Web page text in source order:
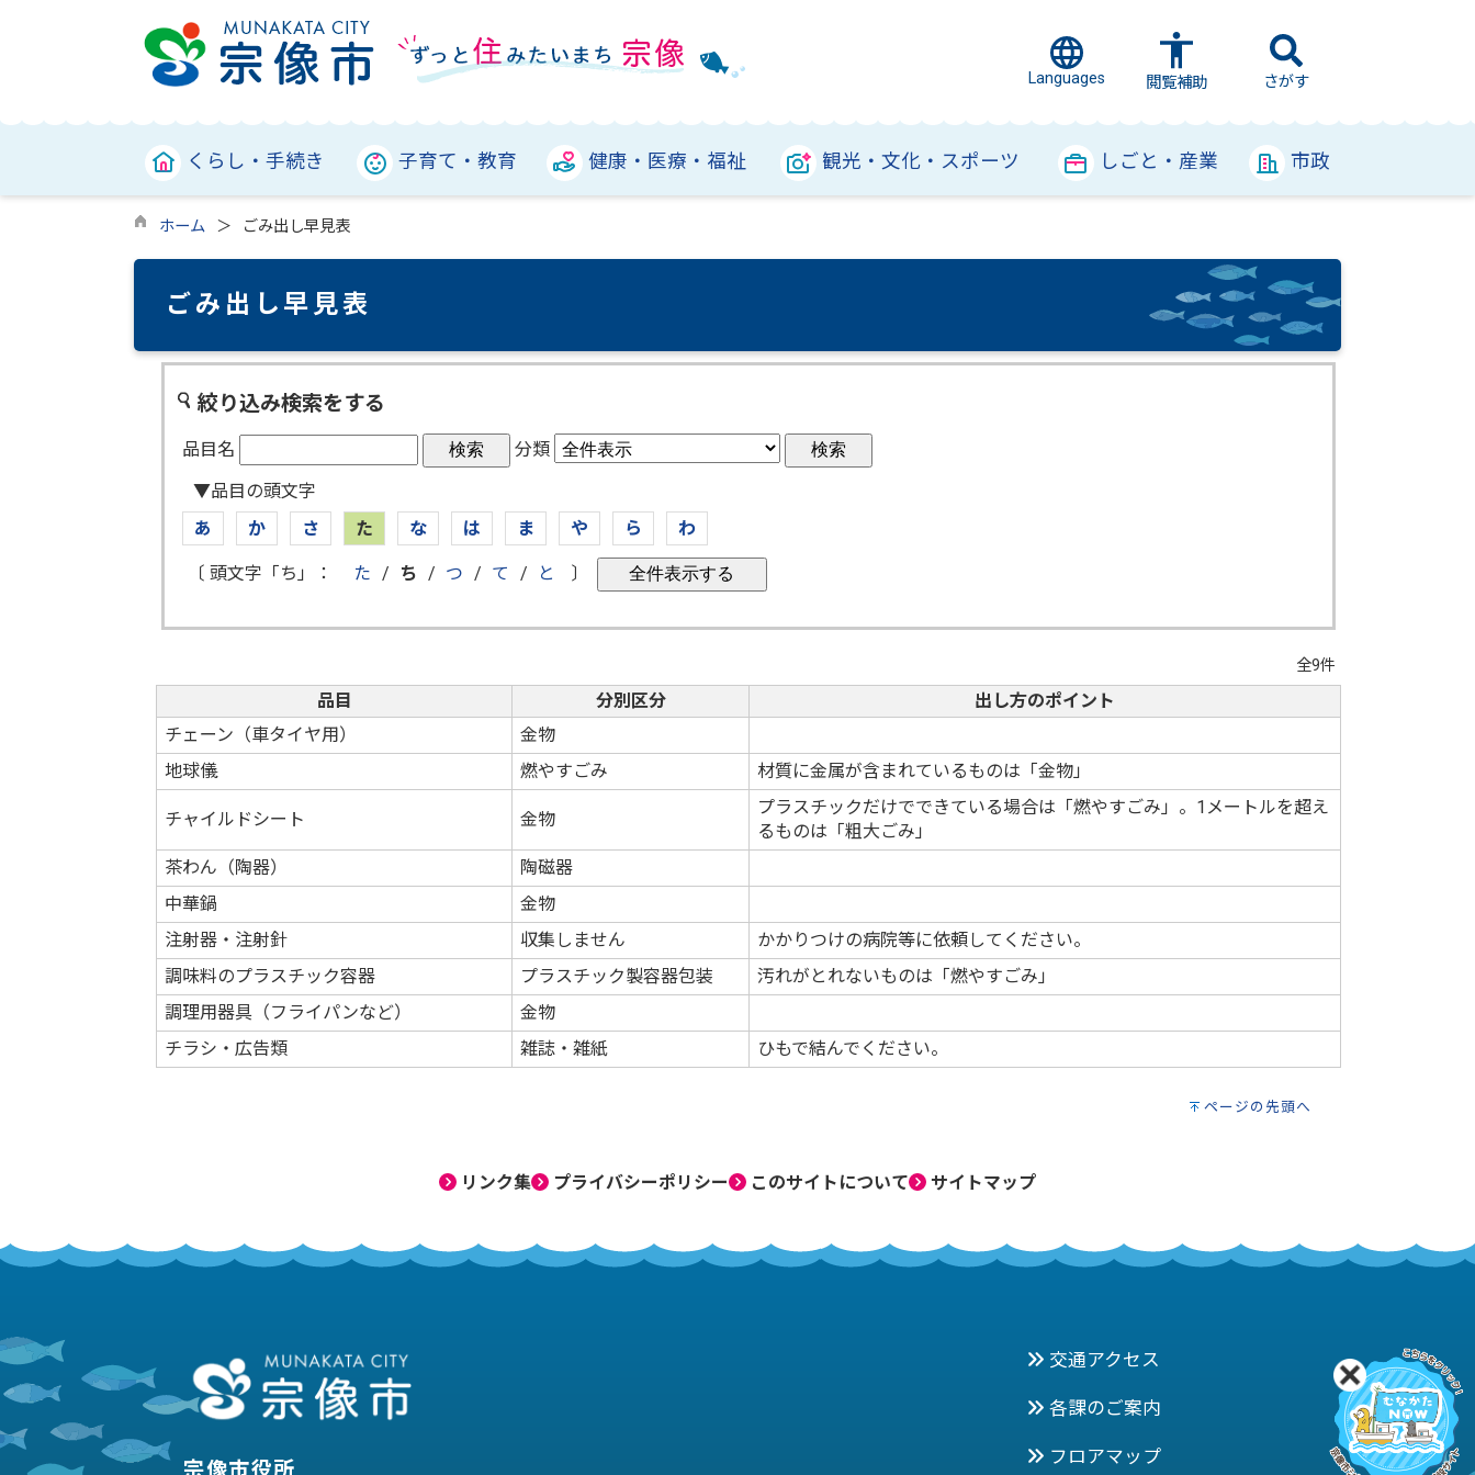
Languages 閲覧補助 さがす
くらし・手続き 子育て・教育 健康・医療・福祉 観光・文化・スポーツ しごと・産業 市政
ホーム ごみ出し早見表
ごみ出し早見表
絞り込み検索をする
品目名
分類
▼品目の頭文字
あ
か さ た な は ま や ら わ
〔 頭文字「ち」： た / ち / つ / て / と 〕
全9件
品目 分別区分
出し方のポイント
チェーン（車タイヤ用）
金物
地球儀
燃やすごみ 材質に金属が含まれているものは「金物」
チャイルドシート 金物
プラスチックだけでできている場合は「燃やすごみ」。1メートルを超え
るものは「粗大ごみ」
茶わん（陶器）
陶磁器
中華鍋
金物
注射器・注射針
収集しません
かかりつけの病院等に依頼してください。
調味料のプラスチック容器
プラスチック製容器包装
汚れがとれないものは「燃やすごみ」
調理用器具（フライパンなど）
金物
チラシ・広告類
雑誌・雑紙 ひもで結んでください。
ページの先頭へ
リンク集 プライバシーポリシー このサイトについて サイトマップ
宗像市役所
交通アクセス
各課のご案内
フロアマップ